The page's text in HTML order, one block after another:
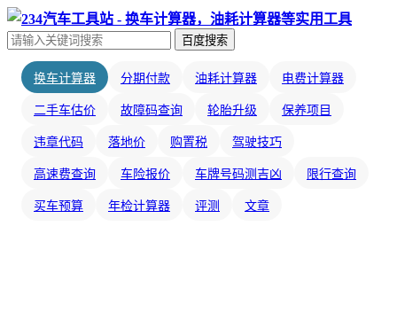
百度搜索
换车计算器 分期付款 油耗计算器 电费计算器
二手车估价 故障码查询 轮胎升级 保养项目
违章代码 落地价 购置税 驾驶技巧
高速费查询 车险报价 车牌号码测吉凶 限行查询
买车预算 年检计算器 评测 文章